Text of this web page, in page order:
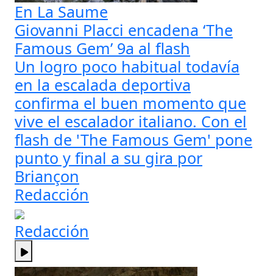
En La Saume
Giovanni Placci encadena ‘The
Famous Gem’ 9a al flash
Un logro poco habitual todavía
en la escalada deportiva
confirma el buen momento que
vive el escalador italiano. Con el
flash de 'The Famous Gem' pone
punto y final a su gira por
Briançon
Redacción
Redacción